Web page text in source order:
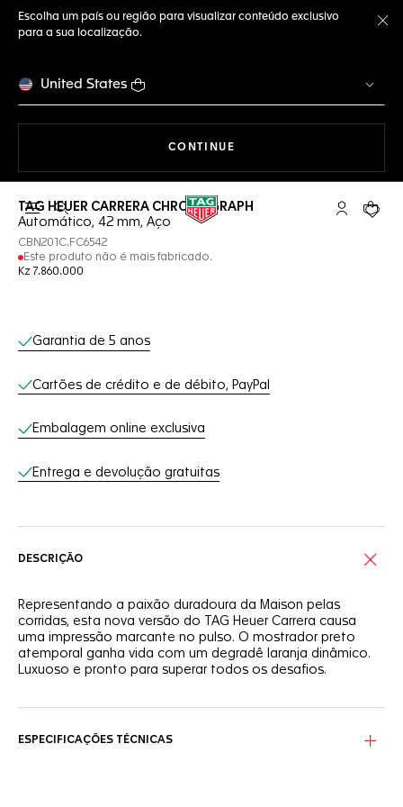
Escolha um país ou região para visualizar conteúdo exclusivo
para a sua localização.
United States
CONTINUE
Abrir a busca Conta My
Seu
TAG HEUER CARRERA CHRONOGRAPH
Automático, 42 mm, Aço
CBN201C.FC6542
Este produto não é mais fabricado.
Kz 7.860.000
Serviços on-line
Garantia de 5 anos
Cartões de crédito e de débito, PayPal
Embalagem online exclusiva
Entrega e devolução gratuitas
DESCRIÇÃO
Representando a paixão duradoura da Maison pelas
corridas, esta nova versão do TAG Heuer Carrera causa
uma impressão marcante no pulso. O mostrador preto
atemporal ganha vida com um degradê laranja dinâmico.
Luxuoso e pronto para superar todos os desafios.
degradê em laranja que acompanha a curva do flange.
ESPECIFICAÇÕES TÉCNICAS